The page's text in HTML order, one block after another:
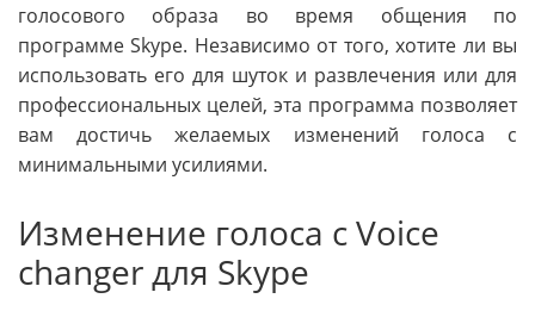
голосового образа во время общения по
программе Skype. Независимо от того, хотите ли вы
использовать его для шуток и развлечения или для
профессиональных целей, эта программа позволяет
вам достичь желаемых изменений голоса с
минимальными усилиями.
Изменение голоса с Voice
changer для Skype